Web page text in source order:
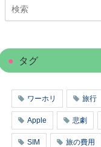
タグ
ワーホリ 旅行
Apple 悲劇
SIM 旅の費用